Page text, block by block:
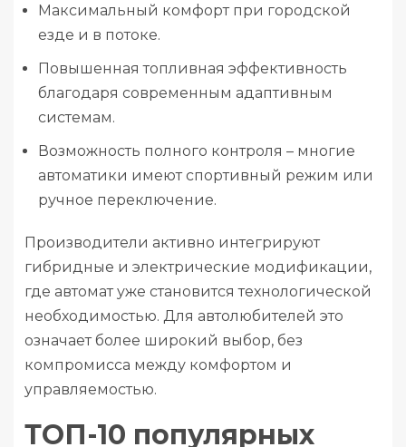
Максимальный комфорт при городской
езде и в потоке.
Повышенная топливная эффективность
благодаря современным адаптивным
системам.
Возможность полного контроля – многие
автоматики имеют спортивный режим или
ручное переключение.
Производители активно интегрируют
гибридные и электрические модификации,
где автомат уже становится технологической
необходимостью. Для автолюбителей это
означает более широкий выбор, без
компромисса между комфортом и
управляемостью.
ТОП-10 популярных